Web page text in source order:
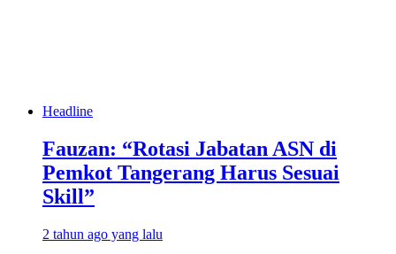
Headline
Fauzan: “Rotasi Jabatan ASN di
Pemkot Tangerang Harus Sesuai
Skill”
2 tahun ago yang lalu